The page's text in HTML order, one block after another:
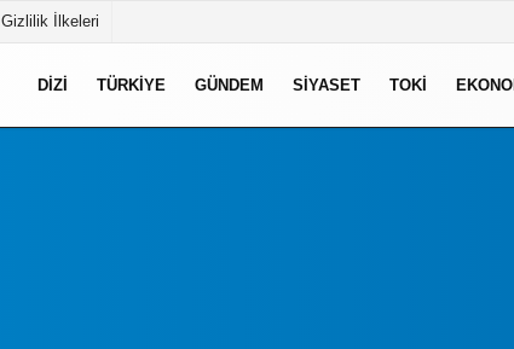
Gizlilik İlkeleri
DIZI TÜRKIYE GÜNDEM SIYASET TOKI